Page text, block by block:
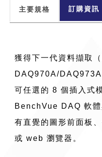
主要規格 訂購資訊
獲得下一代資料擷取
DAQ970A/
可任選的 8 個插入式
BenchVue DAQ 軟
有直覺的圖形前面板
或 web 瀏覽器。